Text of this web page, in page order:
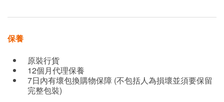
保養
原裝行貨
12個月代理保養
7日內有壞包換購物保障 (不包括人為損壞並須要保留
完整包裝)